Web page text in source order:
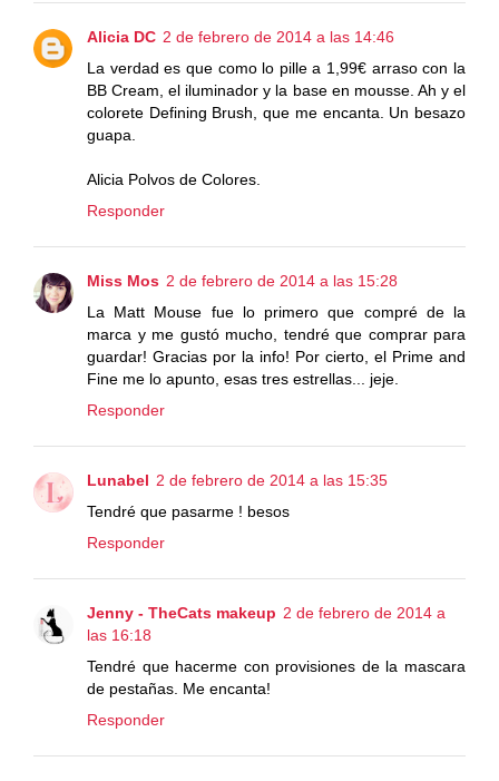
Alicia DC 2 de febrero de 2014 a las 14:46
La verdad es que como lo pille a 1,99€ arraso con la
BB Cream, el iluminador y la base en mousse. Ah y el
colorete Defining Brush, que me encanta. Un besazo
guapa.
Alicia Polvos de Colores.
Responder
Miss Mos 2 de febrero de 2014 a las 15:28
La Matt Mouse fue lo primero que compré de la
marca y me gustó mucho, tendré que comprar para
guardar! Gracias por la info! Por cierto, el Prime and
Fine me lo apunto, esas tres estrellas... jeje.
Responder
Lunabel 2 de febrero de 2014 a las 15:35
Tendré que pasarme ! besos
Responder
Jenny - TheCats makeup 2 de febrero de 2014 a
las 16:18
Tendré que hacerme con provisiones de la mascara
de pestañas. Me encanta!
Responder